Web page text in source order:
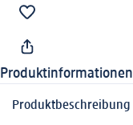
Produktinformationen
Produktbeschreibung